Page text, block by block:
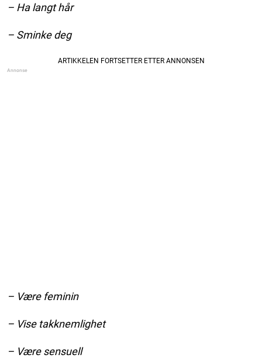
– Ha langt hår
– Sminke deg
– Være feminin
– Vise takknemlighet
– Være sensuell